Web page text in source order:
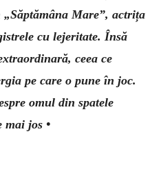
Mare”, actrița
cu lejeritate. Însă
ceea ce
pe care o pune în joc.
omul din spatele
jos •